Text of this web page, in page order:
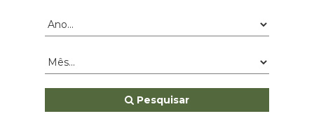
Pesquisar